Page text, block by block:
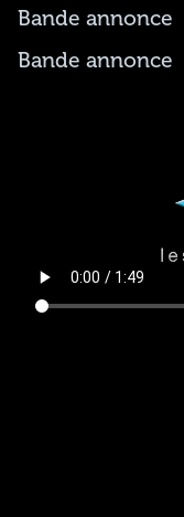
Bande annonce
Bande annonce